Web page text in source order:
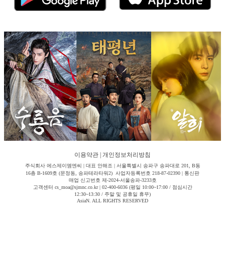
이용약관 개인정보처리방침
주식회사 에스제이엠엔씨 | 대표 안해조 | 서울특별시 송파구 송파대로 201, B동
16층 B-1609호 (문정동, 송파테라타워2) 사업자등록번호 218-87-02390 | 통신판
매업 신고번호 제-2024-서울송파-3233호
고객센터 cs_moa@sjmnc.co.kr | 02-400-6036 (평일 10:00~17:00 / 점심시간
12:30~13:30 / 주말 및 공휴일 휴무)
AsiaN. ALL RIGHTS RESERVED